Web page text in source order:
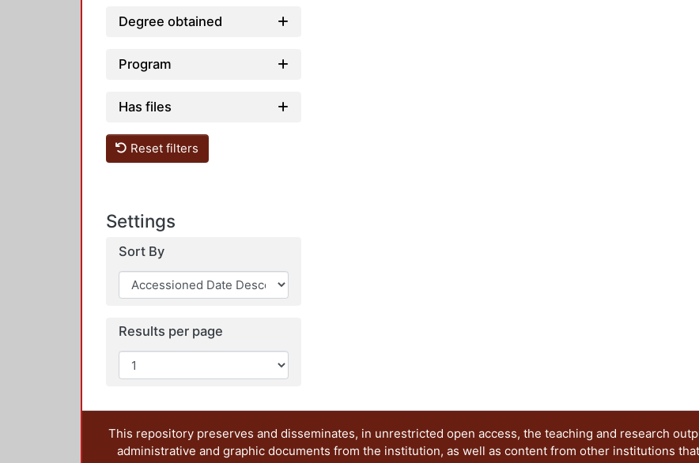
Degree obtained
Program
Has files
Reset filters
Settings
Sort By
Results per page
This repository preserves and disseminates, in unrestricted open access, the teaching and research
administrative and graphic documents from the institution, as well as content from other institutions